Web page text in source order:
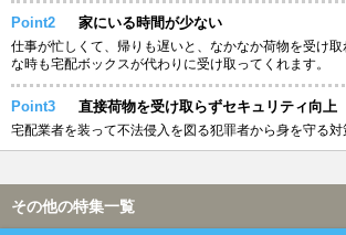
Point2 家にいる時間が少ない
仕事が忙しくて、帰りも遅いと、なかなか荷物を受け
な時も宅配ボックスが代わりに受け取ってくれます。
Point3 直接荷物を受け取らずセキュリティ向上
宅配業者を装って不法侵入を図る犯罪者から身を守る対
その他の特集一覧